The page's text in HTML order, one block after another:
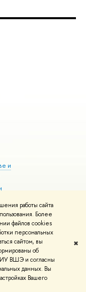
работы сайта
Более
файлов cookies
персональных
сайтом, вы
об
ВШЭ и согласны
данных. Вы
Вашего
✖
и
Условия использования
Карта сайта
Школе дизайна НИУ ВШЭ